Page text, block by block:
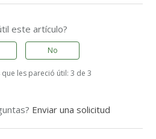
este artículo?
No
les pareció útil: 3 de 3
Enviar una solicitud